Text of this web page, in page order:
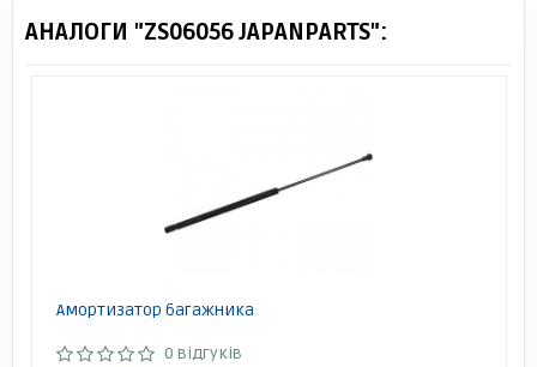
АНАЛОГИ "ZS06056 JAPANPARTS":
Амортизатор багажника
0 відгуків